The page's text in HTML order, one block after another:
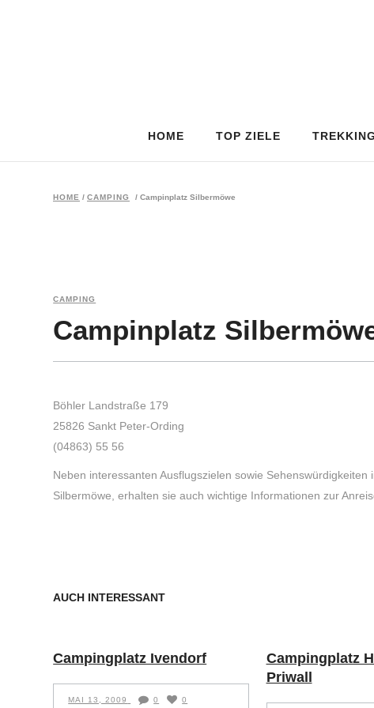
HOME TOP ZIELE TREKKING
HOME / CAMPING / Campinplatz Silbermöwe
CAMPING
Campinplatz
Böhler Landstraße 179
25826 Sankt Peter-Ording
(04863) 55 56
Neben interessanten Ausflugszielen sowie
Silbermöwe, erhalten sie auch wichtige Informationen zur
AUCH INTERESSANT
Campingplatz Ivendorf
MAI 13, 2009 0 0
Campingplatz
Priwall